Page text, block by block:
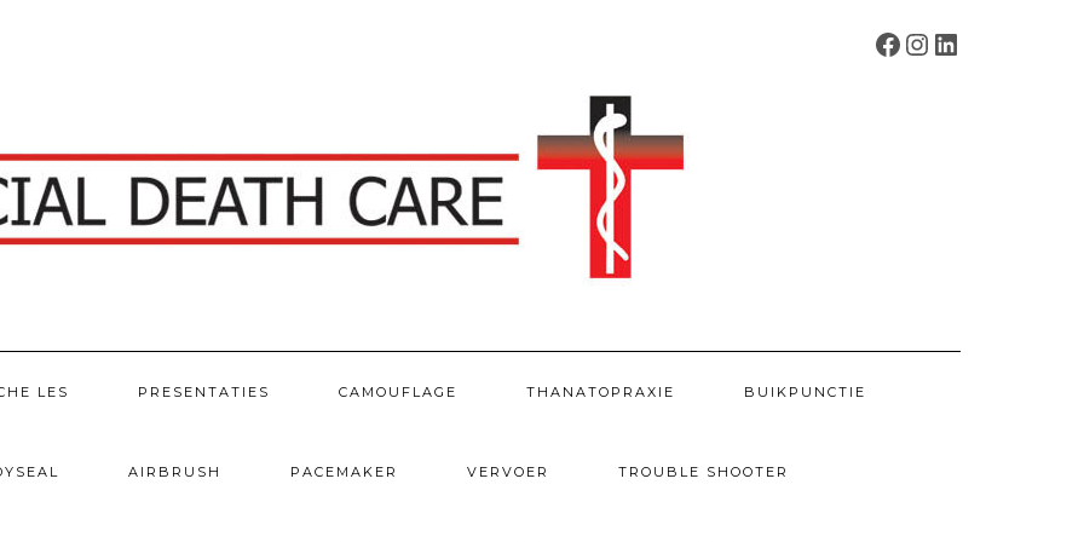
FACEBOOK
INSTAGRAM
LINKEDIN
LES PRESENTATIES CAMOUFLAGE THANATOPRAXIE BUIKPUNCTIE
AIRBRUSH PACEMAKER VERVOER TROUBLE SHOOTER